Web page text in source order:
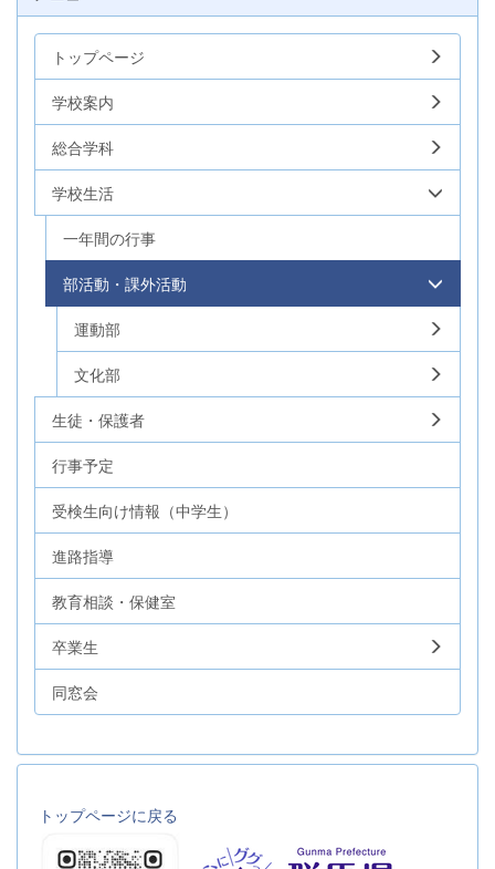
トップページ
学校案内
総合学科
学校生活
一年間の行事
部活動・課外活動
運動部
文化部
生徒・保護者
行事予定
受検生向け情報（中学生）
進路指導
教育相談・保健室
卒業生
同窓会
トップページに戻る